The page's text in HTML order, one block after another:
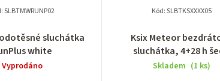
sluchátka
white
Vyprodáno
SLBTMWRUNP02
Ksix Meteor
sluchátka, 4+28 h
Skladem (1 ks)
Kód:SLBTKSXXXX05